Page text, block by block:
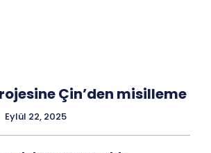
Çin’den misilleme
Eylül 22, 2025